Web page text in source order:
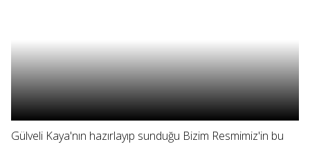
Gülveli Kaya'nın hazırlayıp sunduğu Bizim Resmimiz'in bu